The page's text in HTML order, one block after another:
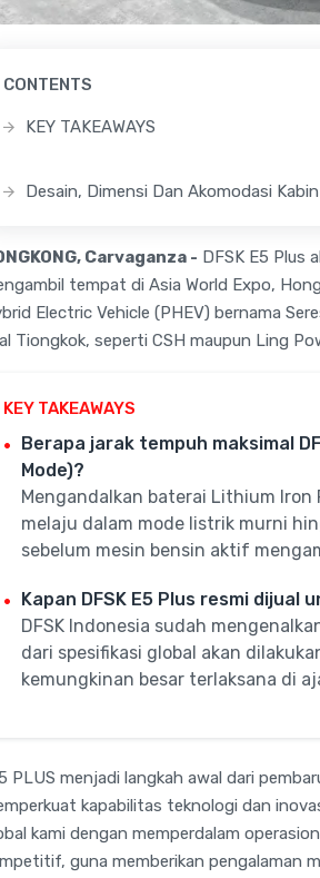
CONTENTS
KEY TAKEAWAYS
Desain, Dimensi Dan Akomodasi
Carvaganza - DFSK E5 Plus
tempat di Asia World Expo,
Electric Vehicle (PHEV) bernama
Tiongkok, seperti CSH maupun Ling
KEY TAKEAWAYS
Berapa jarak tempuh maksimal
Mode)?
Mengandalkan baterai Lithium Iron
melaju dalam mode listrik murni
sebelum mesin bensin aktif
Kapan DFSK E5 Plus resmi
DFSK Indonesia sudah
dari spesifikasi global akan
kemungkinan besar terlaksana di
PLUS menjadi langkah awal dari
kapabilitas teknologi dan
kami dengan memperdalam
guna memberikan pengalaman